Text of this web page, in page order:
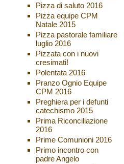
Pizza di saluto 2016
Pizza equipe CPM
Natale 2015
Pizza pastorale familiare
luglio 2016
Pizzata con i nuovi
cresimati!
Polentata 2016
Pranzo Ognio Equipe
CPM 2016
Preghiera per i defunti
catechismo 2015
Prima Riconciliazione
2016
Prime Comunioni 2016
Primo incontro con
padre Angelo